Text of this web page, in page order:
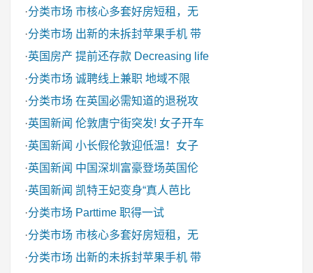
·分类市场 市核心多套好房短租，无
·分类市场 出新的未拆封苹果手机 带
·英国房产 提前还存款 Decreasing life
·分类市场 诚聘线上兼职 地域不限
·分类市场 在英国必需知道的退税攻
·英国新闻 伦敦唐宁街突发! 女子开车
·英国新闻 小长假伦敦迎低温！女子
·英国新闻 中国深圳富豪登场英国伦
·英国新闻 凯特王妃变身“真人芭比
·分类市场 Parttime 职得一试
·分类市场 市核心多套好房短租，无
·分类市场 出新的未拆封苹果手机 带